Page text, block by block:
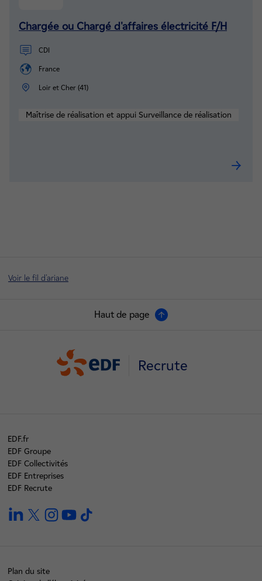
Chargée ou Chargé d'affaires électricité F/H
CDI
France
Loir et Cher (41)
Maîtrise de réalisation et appui Surveillance de réalisation
Voir le fil d'ariane
Haut de page
Recrute
EDF.fr
EDF Groupe
EDF Collectivités
EDF Entreprises
EDF Recrute
linkedintwitterinstagramyoutube
Plan du site